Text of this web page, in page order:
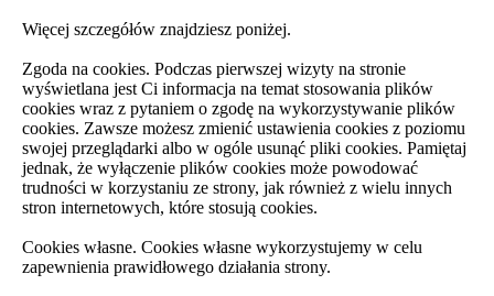
Więcej szczegółów znajdziesz poniżej.
Zgoda na cookies. Podczas pierwszej wizyty na stronie
wyświetlana jest Ci informacja na temat stosowania plików
cookies wraz z pytaniem o zgodę na wykorzystywanie plików
cookies. Zawsze możesz zmienić ustawienia cookies z poziomu
swojej przeglądarki albo w ogóle usunąć pliki cookies. Pamiętaj
jednak, że wyłączenie plików cookies może powodować
trudności w korzystaniu ze strony, jak również z wielu innych
stron internetowych, które stosują cookies.
Cookies własne. Cookies własne wykorzystujemy w celu
zapewnienia prawidłowego działania strony.